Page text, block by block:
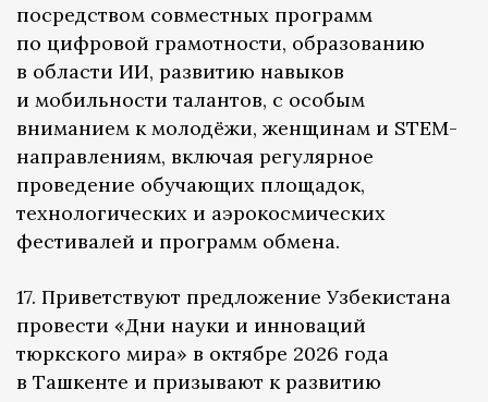
посредством совместных программ
по цифровой грамотности, образованию
в области ИИ, развитию навыков
и мобильности талантов, с особым
вниманием к молодёжи, женщинам и STEM-
направлениям, включая регулярное
проведение обучающих площадок,
технологических и аэрокосмических
фестивалей и программ обмена.
17. Приветствуют предложение Узбекистана
провести «Дни науки и инноваций
тюркского мира» в октябре 2026 года
в Ташкенте и призывают к развитию